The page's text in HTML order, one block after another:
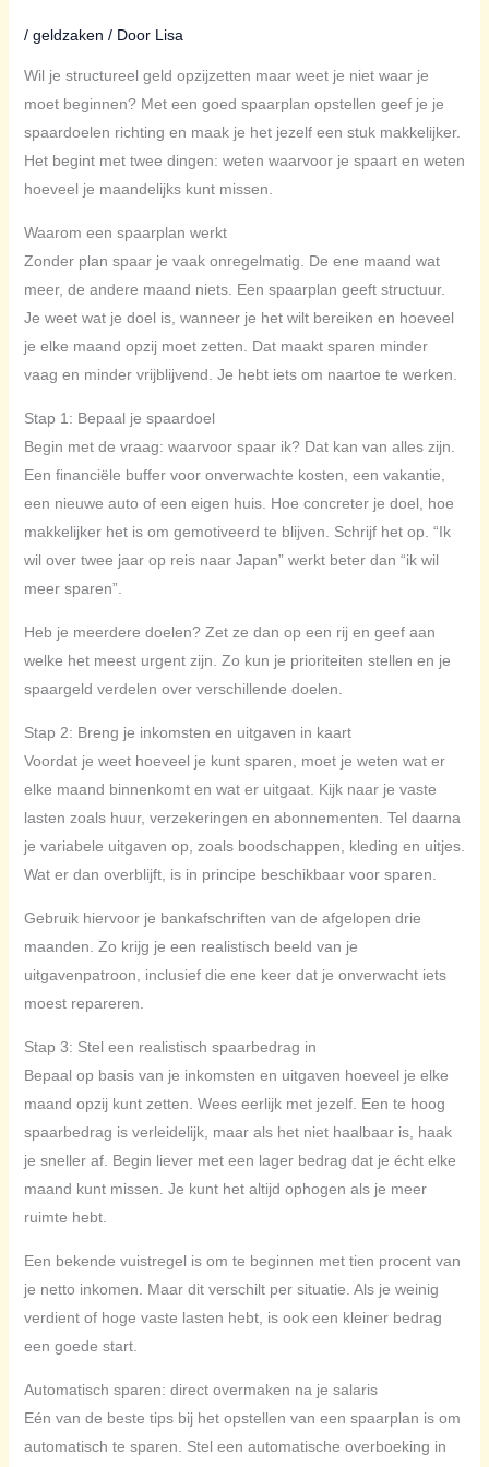
/ geldzaken / Door Lisa
Wil je structureel geld opzijzetten maar weet je niet waar je
moet beginnen? Met een goed spaarplan opstellen geef je je
spaardoelen richting en maak je het jezelf een stuk makkelijker.
Het begint met twee dingen: weten waarvoor je spaart en weten
hoeveel je maandelijks kunt missen.
Waarom een spaarplan werkt
Zonder plan spaar je vaak onregelmatig. De ene maand wat
meer, de andere maand niets. Een spaarplan geeft structuur.
Je weet wat je doel is, wanneer je het wilt bereiken en hoeveel
je elke maand opzij moet zetten. Dat maakt sparen minder
vaag en minder vrijblijvend. Je hebt iets om naartoe te werken.
Stap 1: Bepaal je spaardoel
Begin met de vraag: waarvoor spaar ik? Dat kan van alles zijn.
Een financiële buffer voor onverwachte kosten, een vakantie,
een nieuwe auto of een eigen huis. Hoe concreter je doel, hoe
makkelijker het is om gemotiveerd te blijven. Schrijf het op. “Ik
wil over twee jaar op reis naar Japan” werkt beter dan “ik wil
meer sparen”.
Heb je meerdere doelen? Zet ze dan op een rij en geef aan
welke het meest urgent zijn. Zo kun je prioriteiten stellen en je
spaargeld verdelen over verschillende doelen.
Stap 2: Breng je inkomsten en uitgaven in kaart
Voordat je weet hoeveel je kunt sparen, moet je weten wat er
elke maand binnenkomt en wat er uitgaat. Kijk naar je vaste
lasten zoals huur, verzekeringen en abonnementen. Tel daarna
je variabele uitgaven op, zoals boodschappen, kleding en uitjes.
Wat er dan overblijft, is in principe beschikbaar voor sparen.
Gebruik hiervoor je bankafschriften van de afgelopen drie
maanden. Zo krijg je een realistisch beeld van je
uitgavenpatroon, inclusief die ene keer dat je onverwacht iets
moest repareren.
Stap 3: Stel een realistisch spaarbedrag in
Bepaal op basis van je inkomsten en uitgaven hoeveel je elke
maand opzij kunt zetten. Wees eerlijk met jezelf. Een te hoog
spaarbedrag is verleidelijk, maar als het niet haalbaar is, haak
je sneller af. Begin liever met een lager bedrag dat je écht elke
maand kunt missen. Je kunt het altijd ophogen als je meer
ruimte hebt.
Een bekende vuistregel is om te beginnen met tien procent van
je netto inkomen. Maar dit verschilt per situatie. Als je weinig
verdient of hoge vaste lasten hebt, is ook een kleiner bedrag
een goede start.
Automatisch sparen: direct overmaken na je salaris
Eén van de beste tips bij het opstellen van een spaarplan is om
automatisch te sparen. Stel een automatische overboeking in